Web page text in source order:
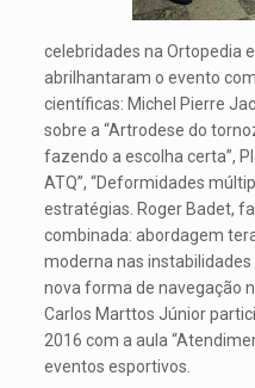
celebridades na Ortopedia
abrilhantaram o evento
científicas: Michel Pierre
sobre a “Artrodese do
fazendo a escolha certa”,
ATQ”, “Deformidades
estratégias. Roger Badet,
combinada: abordagem
moderna nas instabilidades
nova forma de navegação
Carlos Marttos Júnior
2016 com a aula
eventos esportivos.